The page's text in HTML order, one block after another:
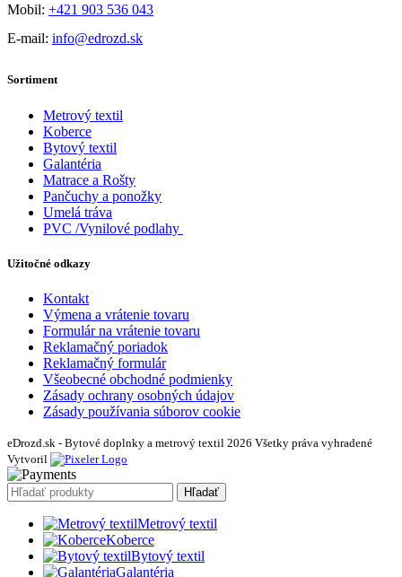
Mobil: +421 903 536 043
E-mail: info@edrozd.sk
Sortiment
Metrový textil
Koberce
Bytový textil
Galantéria
Matrace a Rošty
Pančuchy a ponožky
Umelá tráva
PVC /Vynilové podlahy
Užitočné odkazy
Kontakt
Výmena a vrátenie tovaru
Formulár na vrátenie tovaru
Reklamačný poriadok
Reklamačný formulár
Všeobecné obchodné podmienky
Zásady ochrany osobných údajov
Zásady používania súborov cookie
eDrozd.sk - Bytové doplnky a metrový textil 2026 Všetky práva vyhradené
Vytvoril
Hľadať
Metrový textil
Koberce
Bytový textil
Galantéria